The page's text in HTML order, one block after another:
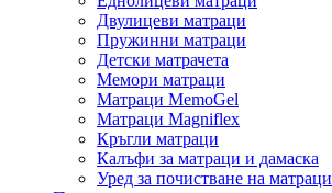
Двулицеви матраци
Пружинни матраци
Детски матрачета
Мемори матраци
Mатраци MemoGel
Матраци Мagniflex
Кръгли матраци
Калъфи за матраци и дамаска
Уред за почистване на матраци